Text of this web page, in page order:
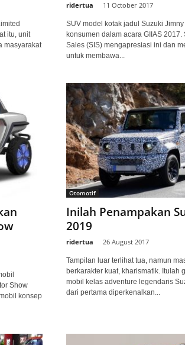
itu, unit
masyarakat
ridertua 11 October 2017
SUV model kotak jadul Suzuki
konsumen dalam acara GIIAS 2017.
Sales (SIS) mengapresiasi ini dan
untuk membawa...
Show
konsep
Otomotif
Inilah Penampakan
2019
ridertua 26 August 2017
Tampilan luar terlihat tua, namun
berkarakter kuat, kharismatik. Itulah
mobil kelas adventure legendaris
dari pertama diperkenalkan...